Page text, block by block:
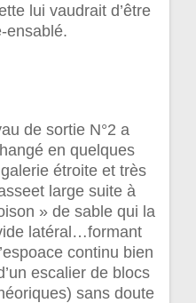
lui vaudrait d’être
ensablé.
de sortie N°2 a
en quelques
étroite et très
large suite à
» de sable qui la
latéral…formant
continu bien
escalier de blocs
sans doute